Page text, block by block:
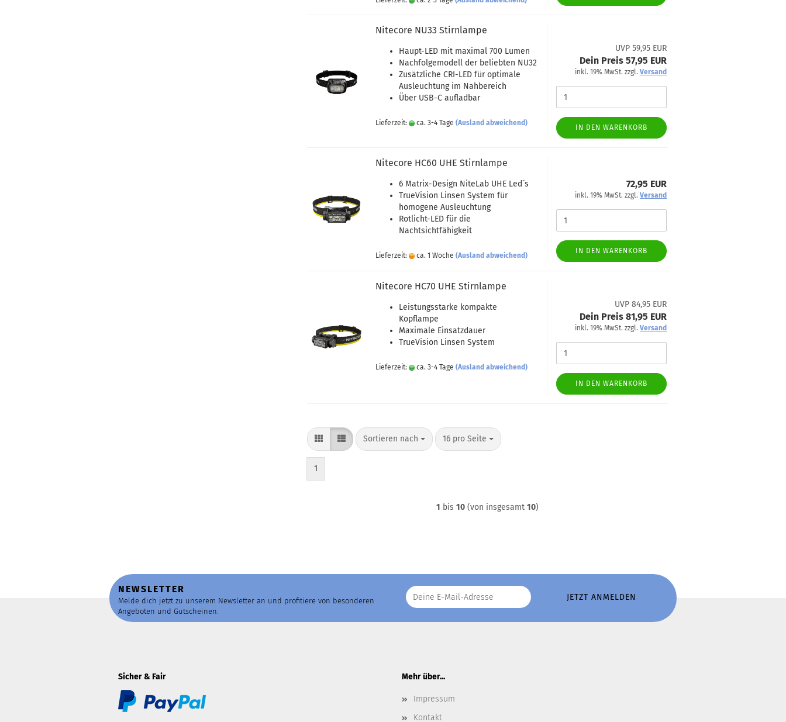
Nitecore NU33 Stirnlampe
Haupt-LED mit maximal 700 Lumen
Nachfolgemodell der beliebten NU32
Zusätzliche CRI-LED für optimale
Ausleuchtung im Nahbereich
Über USB-C aufladbar
Lieferzeit: ca. 3-4 Tage (Ausland abweichend)
UVP 59,95 EUR
Dein Preis 57,95 EUR
inkl. 19% MwSt. zzgl.Versand
IN DEN WARENKORB
Nitecore HC60 UHE Stirnlampe
6 Matrix-Design NiteLab UHE Led´s
TrueVision Linsen System für
homogene Ausleuchtung
Rotlicht-LED für die
Nachtsichtfähigkeit
Lieferzeit: ca. 1 Woche (Ausland abweichend)
72,95 EUR
inkl. 19% MwSt. zzgl.Versand
IN DEN WARENKORB
Nitecore HC70 UHE Stirnlampe
Leistungsstarke kompakte
Kopflampe
Maximale Einsatzdauer
TrueVision Linsen System
Lieferzeit: ca. 3-4 Tage (Ausland abweichend)
UVP 84,95 EUR
Dein Preis 81,95 EUR
inkl. 19% MwSt. zzgl.Versand
IN DEN WARENKORB
Sortieren nach
Sortieren nach 16 pro Seite
pro Seite
1
1 bis10 (von insgesamt10)
NEWSLETTER
Melde dich jetzt zu unserem Newsletter an und profitiere von besonderen
Angeboten und Gutscheinen.
Sicher & Fair Mehr über...
Impressum
Kontakt